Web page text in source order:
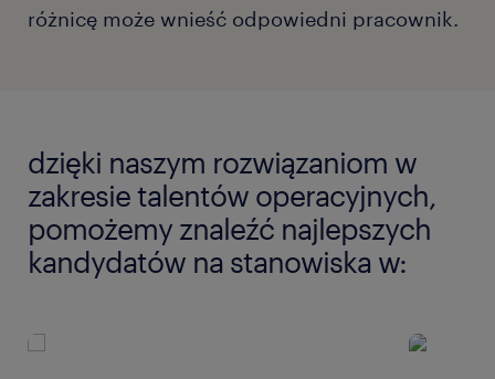
różnicę może wnieść odpowiedni pracownik.
dzięki naszym rozwiązaniom w
zakresie talentów operacyjnych,
pomożemy znaleźć najlepszych
kandydatów na stanowiska w: